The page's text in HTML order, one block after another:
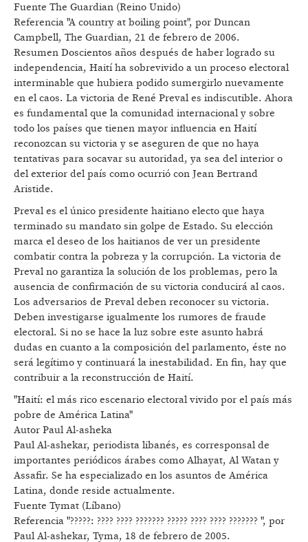
Fuente The Guardian (Reino Unido)
Referencia "A country at boiling point", por Duncan
Campbell, The Guardian, 21 de febrero de 2006.
Resumen Doscientos años después de haber logrado su
independencia, Haití ha sobrevivido a un proceso electoral
interminable que hubiera podido sumergirlo nuevamente
en el caos. La victoria de René Preval es indiscutible. Ahora
es fundamental que la comunidad internacional y sobre
todo los países que tienen mayor influencia en Haití
reconozcan su victoria y se aseguren de que no haya
tentativas para socavar su autoridad, ya sea del interior o
del exterior del país como ocurrió con Jean Bertrand
Aristide.
Preval es el único presidente haitiano electo que haya
terminado su mandato sin golpe de Estado. Su elección
marca el deseo de los haitianos de ver un presidente
combatir contra la pobreza y la corrupción. La victoria de
Preval no garantiza la solución de los problemas, pero la
ausencia de confirmación de su victoria conducirá al caos.
Los adversarios de Preval deben reconocer su victoria.
Deben investigarse igualmente los rumores de fraude
electoral. Si no se hace la luz sobre este asunto habrá
dudas en cuanto a la composición del parlamento, éste no
será legítimo y continuará la inestabilidad. En fin, hay que
contribuir a la reconstrucción de Haití.
"Haití: el más rico escenario electoral vivido por el país más
pobre de América Latina"
Autor Paul Al-asheka
Paul Al-ashekar, periodista libanés, es corresponsal de
importantes periódicos árabes como Alhayat, Al Watan y
Assafir. Se ha especializado en los asuntos de América
Latina, donde reside actualmente.
Fuente Tymat (Líbano)
Referencia "?????: ???? ???? ??????? ????? ???? ???? ??????? ", por
Paul Al-ashekar, Tyma, 18 de febrero de 2005.